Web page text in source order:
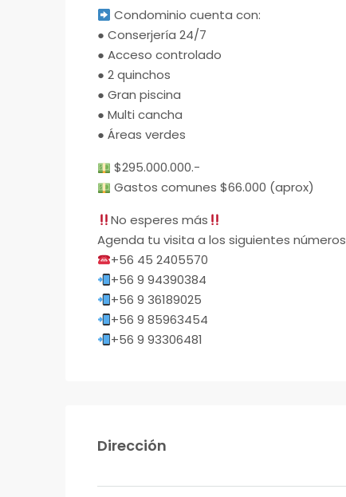
Condominio cuenta con:
● Conserjería 24/7
● Acceso controlado
● 2 quinchos
● Gran piscina
● Multi cancha
● Áreas verdes
$295.000.000.-
Gastos comunes $66.000 (aprox)
No esperes más
Agenda tu visita a los siguientes números
+56 45 2405570
+56 9 94390384
+56 9 36189025
+56 9 85963454
+56 9 93306481
Dirección